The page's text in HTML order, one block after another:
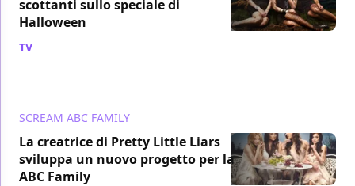
scottanti sullo speciale di
Halloween
TV
SCREAM ABC FAMILY
La creatrice di Pretty Little Liars
sviluppa un nuovo progetto per la
ABC Family